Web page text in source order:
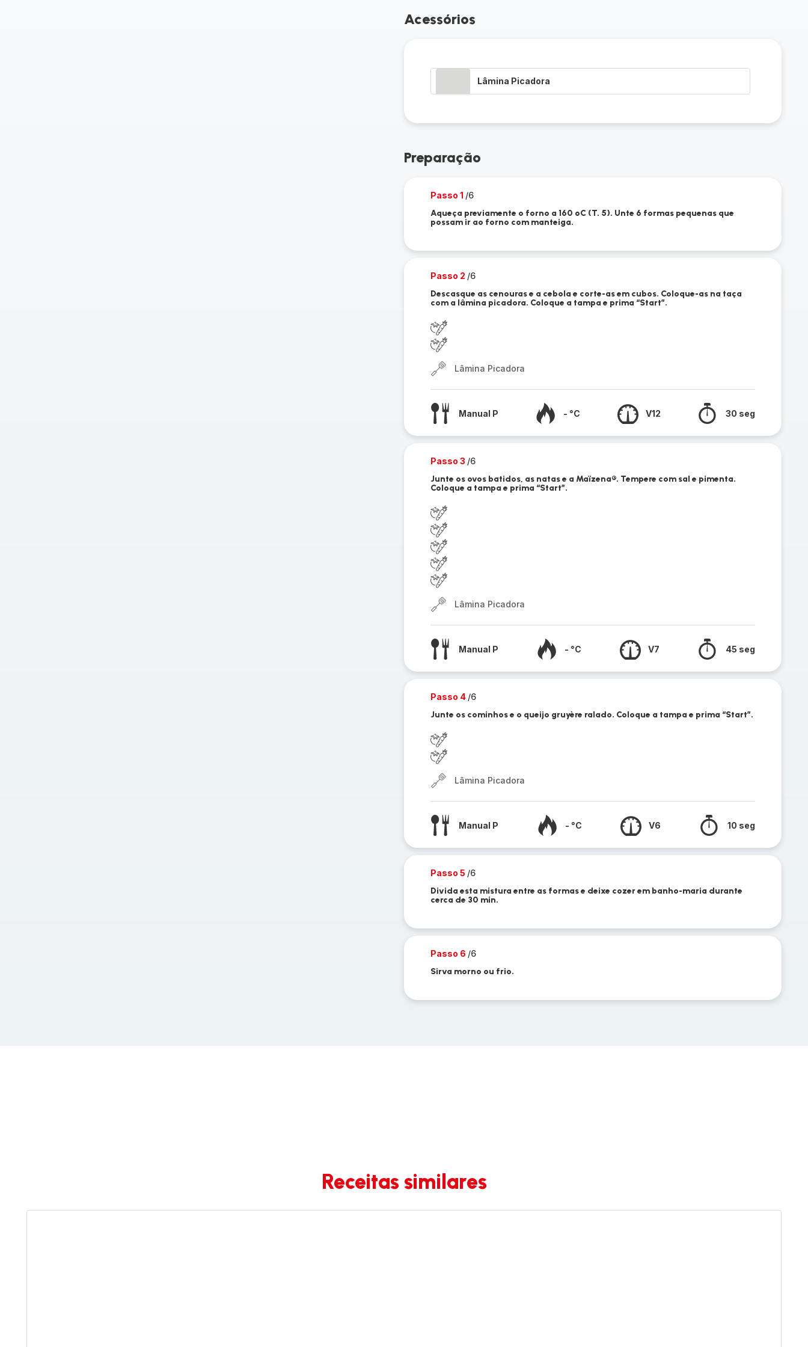
Acessórios
Lâmina Picadora
Preparação
Passo 1 /6
Aqueça previamente o forno a 160 ºC (T. 5). Unte 6 formas pequenas que
possam ir ao forno com manteiga.
Passo 2 /6
Descasque as cenouras e a cebola e corte-as em cubos. Coloque-as na taça
com a lâmina picadora. Coloque a tampa e prima “Start”.
Lâmina Picadora
Manual P - °C V12 30 seg
Passo 3 /6
Junte os ovos batidos, as natas e a Maïzena®. Tempere com sal e pimenta.
Coloque a tampa e prima “Start”.
Lâmina Picadora
Manual P - °C V7 45 seg
Passo 4 /6
Junte os cominhos e o queijo gruyère ralado. Coloque a tampa e prima “Start”.
Lâmina Picadora
Manual P - °C V6 10 seg
Passo 5 /6
Divida esta mistura entre as formas e deixe cozer em banho-maria durante
cerca de 30 min.
Passo 6 /6
Sirva morno ou frio.
Receitas similares